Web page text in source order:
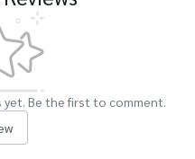
yet. Be the first to comment.